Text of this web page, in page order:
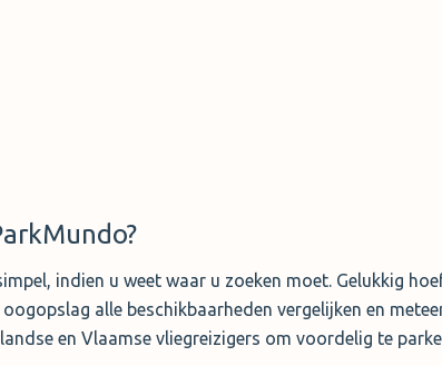
indien u weet waar u zoeken moet. Gelukkig
alle beschikbaarheden vergelijken en
en Vlaamse vliegreizigers om voordelig te